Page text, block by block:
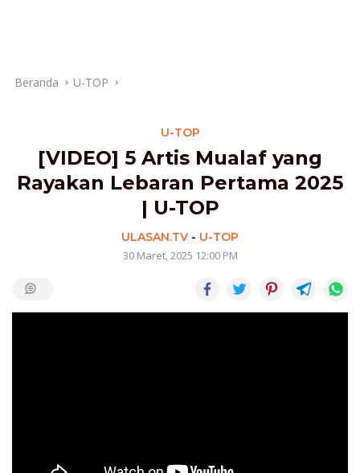
Beranda U-TOP
U-TOP
[VIDEO] 5 Artis Mualaf yang
Rayakan Lebaran Pertama 2025
| U-TOP
ULASAN.TV - U-TOP
30 Maret, 2025 12:00 PM